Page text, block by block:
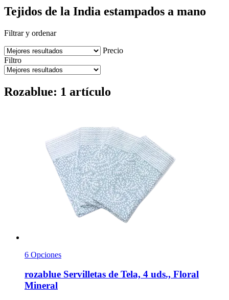
Tejidos de la India estampados a mano
Filtrar y ordenar
Precio
Filtro
Rozablue: 1 artículo
6 Opciones
rozablue Servilletas de Tela, 4 uds., Floral
Mineral